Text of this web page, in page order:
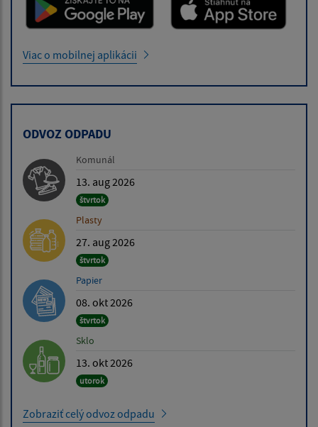
Viac o mobilnej aplikácii
ODVOZ ODPADU
Komunál
13. aug 2026
štvrtok
Plasty
27. aug 2026
štvrtok
Papier
08. okt 2026
štvrtok
Sklo
13. okt 2026
utorok
Zobraziť celý odvoz odpadu